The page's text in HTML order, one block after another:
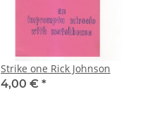
Strike one Rick Johnson
4,00 € *